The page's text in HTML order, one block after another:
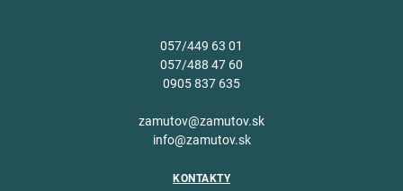
057/449 63 01
057/488 47 60
0905 837 635
zamutov@zamutov.sk
info@zamutov.sk
KONTAKTY